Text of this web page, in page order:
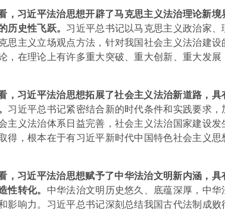
习近平法治思想开辟了马克思主义法治理论新境
历史性飞跃。 习近平总书记以马克思主义政治家
思主义立场观点方法，针对我国社会主义法治建
，在理论上有许多重大突破、重大创新、重大发
习近平法治思想拓展了社会主义法治新道路，具
习近平总书记紧密结合新的时代条件和实践要求
主义法治体系日益完善，社会主义法治国家建设
得，根本在于有习近平新时代中国特色社会主义
习近平法治思想赋予了中华法治文明新内涵，具
性转化。 中华法治文明历史悠久、底蕴深厚，中
影响力。习近平总书记深刻总结我国古代法制成